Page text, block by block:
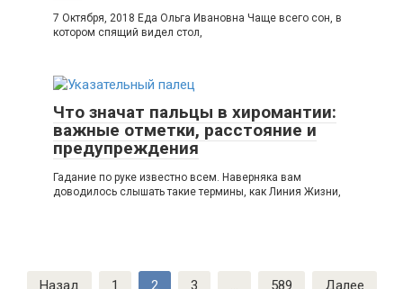
7 Октября, 2018 Еда Ольга Ивановна Чаще всего сон, в
котором спящий видел стол,
Что значат пальцы в хиромантии:
важные отметки, расстояние и
предупреждения
Гадание по руке известно всем. Наверняка вам
доводилось слышать такие термины, как Линия Жизни,
Навигация
Назад 1 2 3 589 Далее